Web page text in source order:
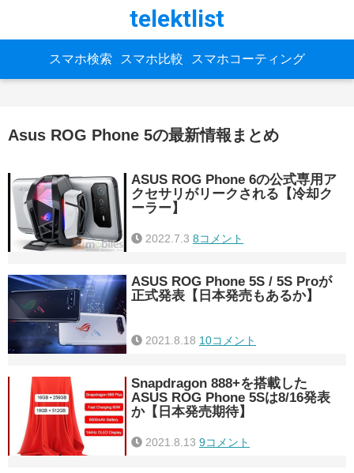
telektlist
スマホ検索 スマホ比較 スマホコーティング
Asus ROG Phone 5の最新情報まとめ
ASUS ROG Phone 6の公式専用ア
クセサリがリークされる【冷却ク
ーラー】
2022.7.3 8コメント
ASUS ROG Phone 5S / 5S Proが
正式発表【日本発売もあるか】
2021.8.18 10コメント
Snapdragon 888+を搭載した
ASUS ROG Phone 5Sは8/16発表
か【日本発売期待】
2021.8.13 9コメント